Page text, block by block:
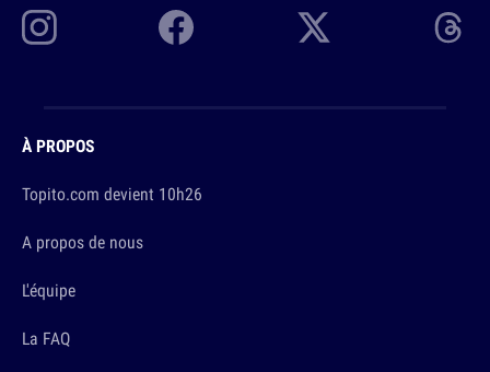
À PROPOS
Topito.com devient 10h26
A propos de nous
L'équipe
La FAQ